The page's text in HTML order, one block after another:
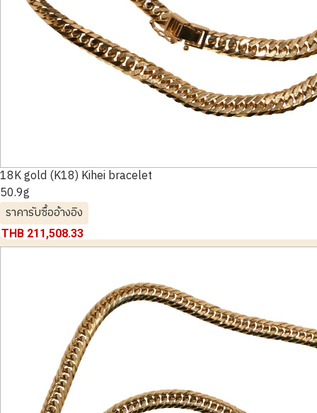
18K gold (K18) Kihei bracelet
50.9g
ราคารับซื้ออ้างอิง
THB 211,508.33